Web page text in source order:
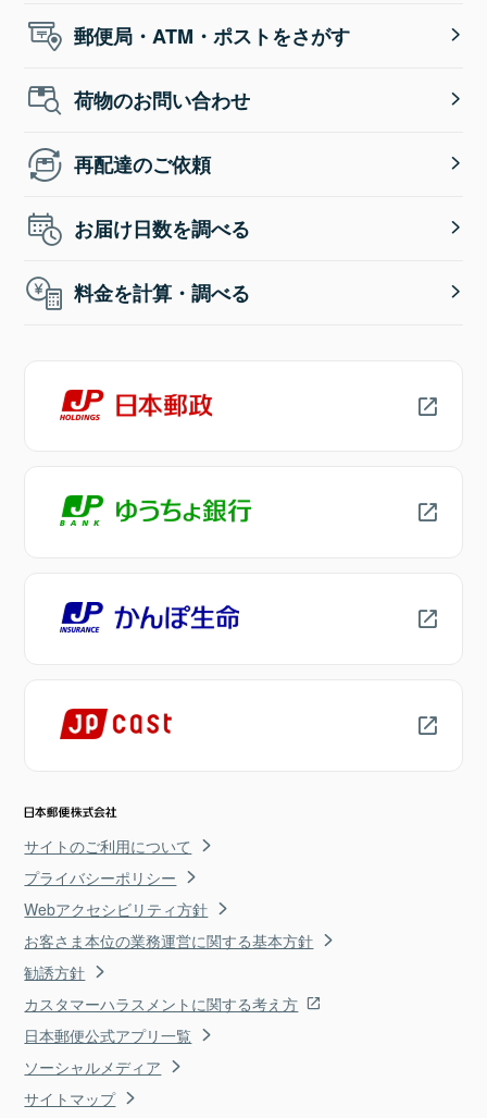
郵便局・ATM・ポストをさがす
荷物のお問い合わせ
再配達のご依頼
お届け日数を調べる
料金を計算・調べる
サイトのご利用について
プライバシーポリシー
Webアクセシビリティ方針
お客さま本位の業務運営に関する基本方針
勧誘方針
カスタマーハラスメントに関する考え方
日本郵便公式アプリ一覧
ソーシャルメディア
サイトマップ